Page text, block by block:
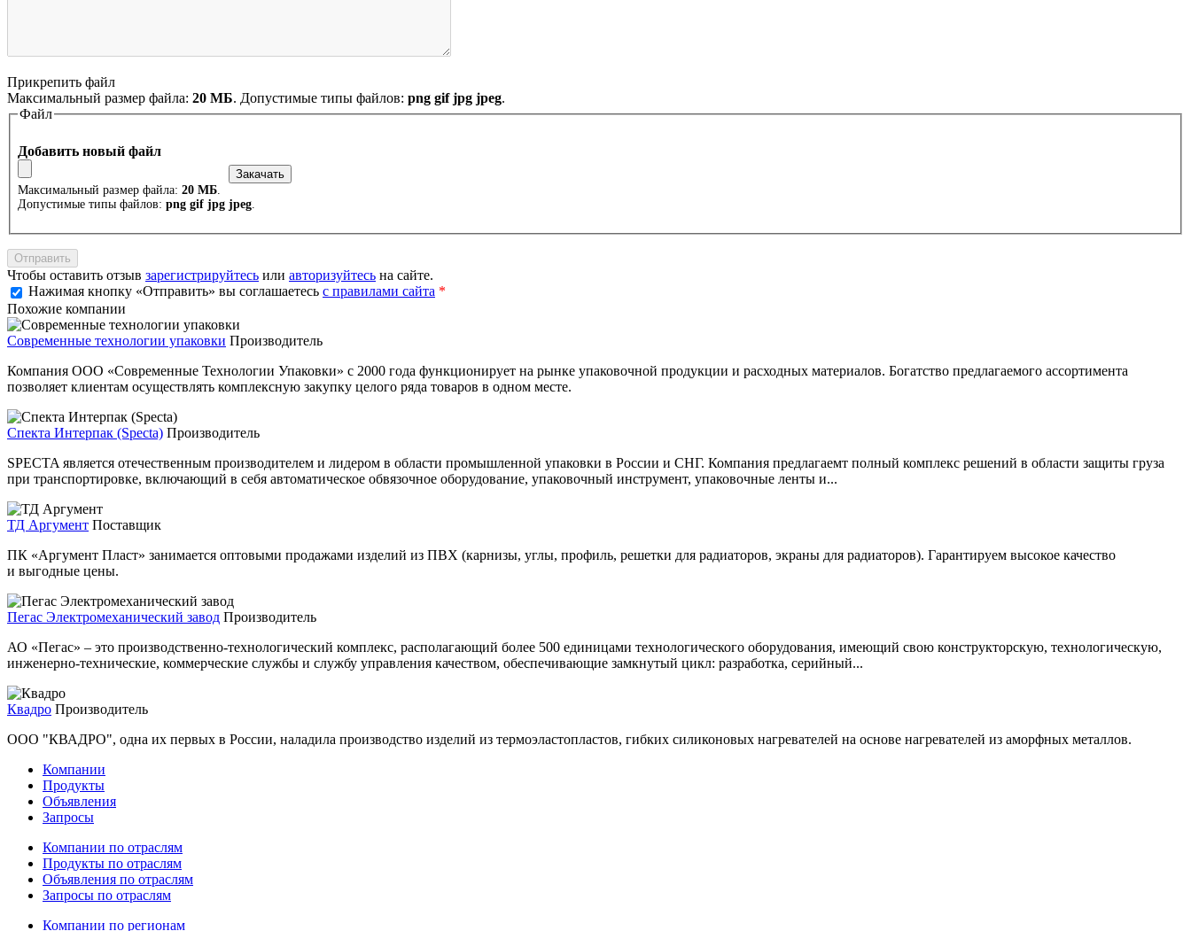
Прикрепить файл
Максимальный размер файла: 20 МБ. Допустимые типы файлов: png gif jpg jpeg.
Файл
Добавить новый файл
Максимальный размер файла: 20 МБ
Допустимые типы файлов: png gif jpg jpeg
Чтобы оставить отзыв зарегистрируйтесь или авторизуйтесь на сайте.
Нажимая кнопку «Отправить» вы соглашаетесь с правилами сайта *
Похожие компании
Современные технологии упаковки Производитель
Компания ООО «Современные Технологии Упаковки» с 2000 года функционирует на рынке упаковочной продукции и расходных материалов. Богатство предлагаемого ассортимента
позволяет клиентам осуществлять комплексную закупку целого ряда товаров в одном месте.
Спекта Интерпак (Specta) Производитель
SPECTA является отечественным производителем и лидером в области промышленной упаковки в России и СНГ. Компания предлагаемт полный комплекс решений в области защиты груза
при транспортировке, включающий в себя автоматическое обвязочное оборудование, упаковочный инструмент, упаковочные ленты и...
ТД Аргумент Поставщик
ПК «Аргумент Пласт» занимается оптовыми продажами изделий из ПВХ (карнизы, углы, профиль, решетки для радиаторов, экраны для радиаторов). Гарантируем высокое качество
и выгодные цены.
Пегас Электромеханический завод Производитель
АО «Пегас» – это производственно-технологический комплекс, располагающий более 500 единицами технологического оборудования, имеющий свою конструкторскую, технологическую,
инженерно-технические, коммерческие службы и службу управления качеством, обеспечивающие замкнутый цикл: разработка, серийный...
Квадро Производитель
ООО "КВАДРО", одна их первых в России, наладила производство изделий из термоэластопластов, гибких силиконовых нагревателей на основе нагревателей из аморфных металлов.
Компании
Продукты
Объявления
Запросы
Компании по отраслям
Продукты по отраслям
Объявления по отраслям
Запросы по отраслям
Компании по регионам